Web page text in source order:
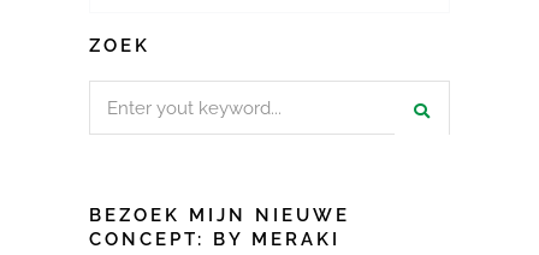
ZOEK
Search
BEZOEK MIJN NIEUWE
CONCEPT: BY MERAKI